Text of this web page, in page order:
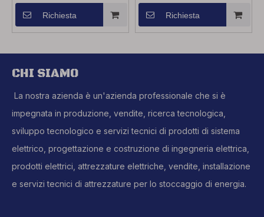
Richiesta Richiesta
CHI SIAMO
La nostra azienda è un'azienda professionale che si è
impegnata in produzione, vendite, ricerca tecnologica,
sviluppo tecnologico e servizi tecnici di prodotti di sistema
elettrico, progettazione e costruzione di ingegneria elettrica,
prodotti elettrici, attrezzature elettriche, vendite, installazione
e servizi tecnici di attrezzature per lo stoccaggio di energia.